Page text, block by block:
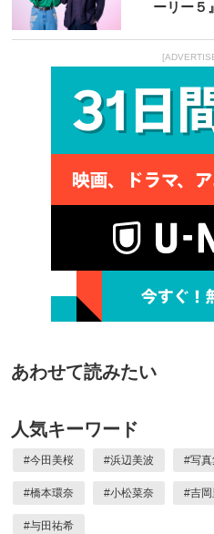
ーリー５
あわせて読みたい
人気キーワード
#今田美桜 #浜辺美波 #写
#橋本環奈 #小松菜奈 #吉
#与田祐希